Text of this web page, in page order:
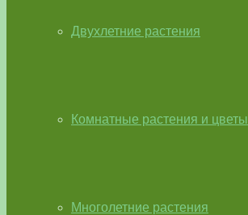
Двухлетние растения
Комнатные растения и цветы
Многолетние растения